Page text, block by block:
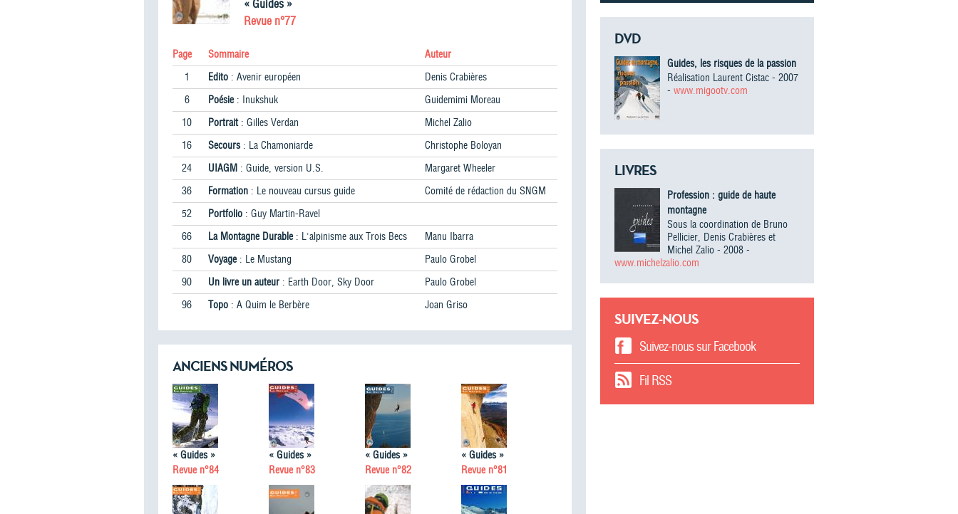
« Guides »
Revue n°77
Page Sommaire
Auteur
1
Edito : Avenir européen
Denis Crabières
6
Poésie: Inukshuk
Guidemimi Moreau
10
Portrait: Gilles Verdan
Michel Zalio
16
Secours: La Chamoniarde
Christophe Boloyan
24
UIAGM : Guide, version U.S.
Margaret Wheeler
36
Formation : Le nouveau cursus guide
Comité de rédaction du SNGM
52
Portfolio : Guy Martin-Ravel
66
La Montagne Durable: L'alpinisme aux Trois Becs
Manu Ibarra
80
Voyage: Le Mustang
Paulo Grobel
90
Un livre un auteur: Earth Door, Sky Door
Paulo Grobel
96
Topo : A Quim le Berbère Joan Griso
ANCIENS NUMÉROS
« Guides »
Revue n°84
« Guides »
Revue n°83
« Guides »
Revue n°82
« Guides »
Revue n°81
DVD
Guides, les risques de la passion
Réalisation Laurent Cistac - 2007
- www.migootv.com
LIVRES
Profession : guide de haute
montagne
Sous la coordination de Bruno
Pellicier, Denis Crabières et
Michel Zalio - 2008 -
www.michelzalio.com
SUIVEZ-NOUS
Suivez-nous sur Facebook
Fil RSS